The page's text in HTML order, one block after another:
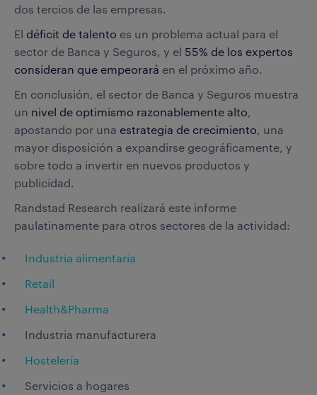
dos tercios de las empresas.
El déficit de talento es un problema actual para el
sector de Banca y Seguros, y el 55% de los expertos
consideran que empeorará en el próximo año.
En conclusión, el sector de Banca y Seguros muestra
un nivel de optimismo razonablemente alto,
apostando por una estrategia de crecimiento, una
mayor disposición a expandirse geográficamente, y
sobre todo a invertir en nuevos productos y
publicidad.
Randstad Research realizará este informe
paulatinamente para otros sectores de la actividad:
Industria alimentaria
Retail
Health&Pharma
Industria manufacturera
Hostelería
Servicios a hogares